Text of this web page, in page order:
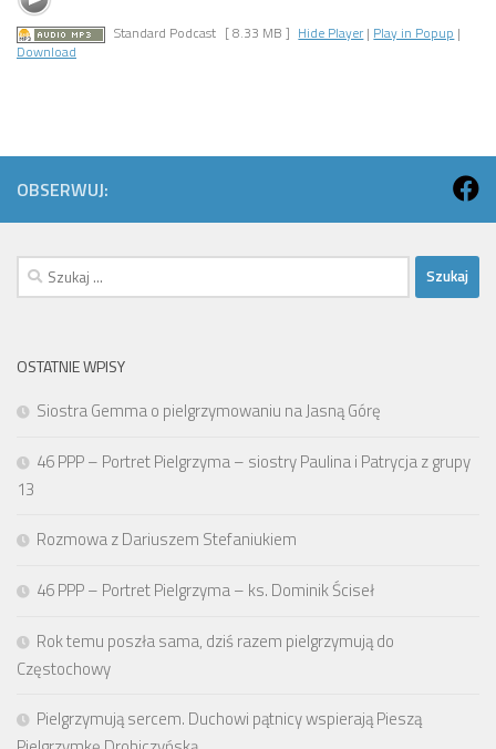
Standard Podcast [ 8.33 MB ] Hide Player | Play in Popup |
Download
OBSERWUJ:
Szukaj:
OSTATNIE WPISY
Siostra Gemma o pielgrzymowaniu na Jasną Górę
46 PPP – Portret Pielgrzyma – siostry Paulina i Patrycja z grupy
13
Rozmowa z Dariuszem Stefaniukiem
46 PPP – Portret Pielgrzyma – ks. Dominik Ściseł
Rok temu poszła sama, dziś razem pielgrzymują do
Częstochowy
Pielgrzymują sercem. Duchowi pątnicy wspierają Pieszą